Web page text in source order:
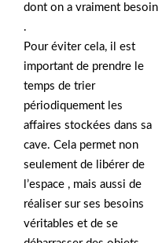
dont on a vraiment besoin
.
Pour éviter cela, il est
important de prendre le
temps de trier
périodiquement les
affaires stockées dans sa
cave. Cela permet non
seulement de libérer de
l’espace , mais aussi de
réaliser sur ses besoins
véritables et de se